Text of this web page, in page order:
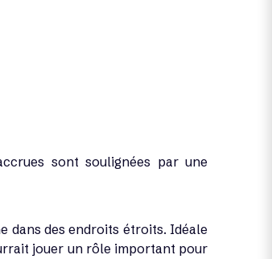
sont soulignées par une
dans des endroits étroits. Idéale
jouer un rôle important pour